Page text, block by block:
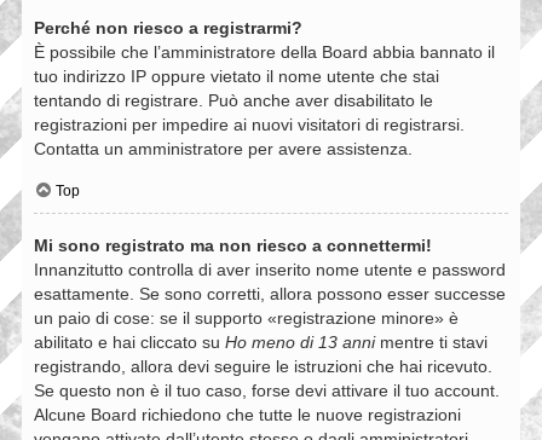
Perché non riesco a registrarmi?
È possibile che l’amministratore della Board abbia bannato il
tuo indirizzo IP oppure vietato il nome utente che stai
tentando di registrare. Può anche aver disabilitato le
registrazioni per impedire ai nuovi visitatori di registrarsi.
Contatta un amministratore per avere assistenza.
Top
Mi sono registrato ma non riesco a connettermi!
Innanzitutto controlla di aver inserito nome utente e password
esattamente. Se sono corretti, allora possono esser successe
un paio di cose: se il supporto «registrazione minore» è
abilitato e hai cliccato su Ho meno di 13 annimentre ti stavi
registrando, allora devi seguire le istruzioni che hai ricevuto.
Se questo non è il tuo caso, forse devi attivare il tuo account.
Alcune Board richiedono che tutte le nuove registrazioni